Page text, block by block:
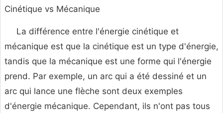
Cinétique vs Mécanique
La différence entre l'énergie cinétique et
mécanique est que la cinétique est un type d'énergie,
tandis que la mécanique est une forme qui l'énergie
prend. Par exemple, un arc qui a été dessiné et un
arc qui lance une flèche sont deux exemples
d'énergie mécanique. Cependant, ils n'ont pas tous